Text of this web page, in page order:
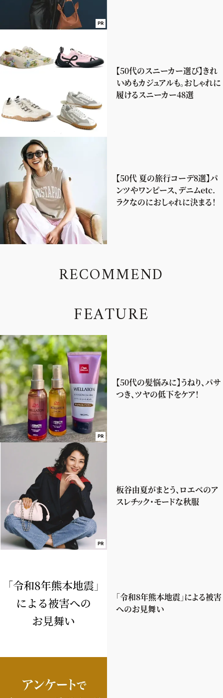
PR
【50代のスニーカー選び】きれ
いめもカジュアルも。おしゃれに
履けるスニーカー48選
【50代 夏の旅行コーデ8選】パ
ンツやワンピース、デニムetc.
ラクなのにおしゃれに決まる！
RECOMMEND
FEATURE
PR
【50代の髪悩みに】うねり、パサ
つき、ツヤの低下をケア！
PR
板谷由夏がまとう、ロエベのア
スレチック・モードな秋服
「令和8年熊本地震」による被害
へのお見舞い